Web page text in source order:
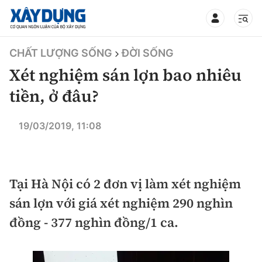
TIN BỘ XÂY DỰNG
Thời sự
Chính trị
Xây dựng
Giao thông
CHẤT LƯỢNG SỐNG ĐỜI SỐNG
Xét nghiệm sán lợn bao nhiêu
tiền, ở đâu?
19/03/2019, 11:08
Tại Hà Nội có 2 đơn vị làm xét nghiệm
sán lợn với giá xét nghiệm 290 nghìn
đồng - 377 nghìn đồng/1 ca.